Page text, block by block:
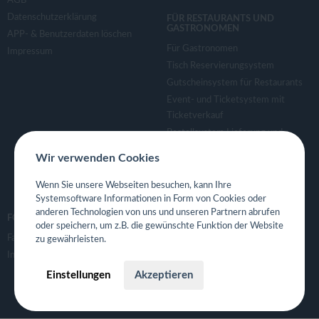
Datenschutzerklärung
APP- & Benutzerdaten löschen
Impressum
FÜR RESTAURANTS UND
GASTRONOMEN
Für Gastronomen
Tisch Reservierungsystem
Gutscheinsystem für Restaurants
Event- und Ticketsystem mit
Ticketverkauf
Bestellsystem Lieferung und
Eigene App für Restaurant
FOLGE UNS
Facebook
Instagram
Wir verwenden Cookies
Wenn Sie unsere Webseiten besuchen, kann Ihre
Systemsoftware Informationen in Form von Cookies oder
anderen Technologien von uns und unseren Partnern abrufen
oder speichern, um z.B. die gewünschte Funktion der Website
zu gewährleisten.
Einstellungen Akzeptieren